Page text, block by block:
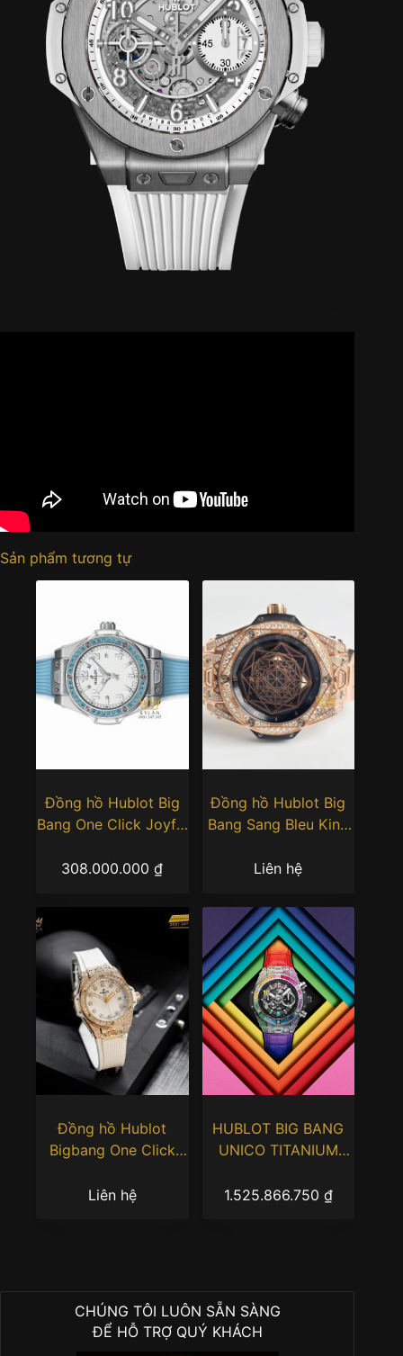
Sản phẩm tương tự
Đồng hồ Hublot Big
Bang One Click Joyful
308.000.000₫
Đồng hồ Hublot Big
Bang Sang Bleu King
dây LDH 39mm
Liên hệ
Đồng hồ Hublot
Bigbang One Click
33mm
Liên hệ
HUBLOT BIG BANG
UNICO TITANIUM
1.525.866.750 ₫
CHÚNG TÔI LUÔN SẴN SÀNG
ĐỂ HỖ TRỢ QUÝ KHÁCH